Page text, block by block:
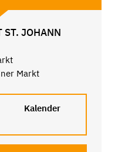
ST. JOHANN
Markt
Kalender